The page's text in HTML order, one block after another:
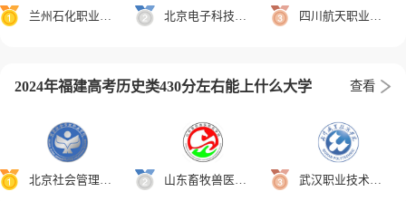
兰州石化职业技术大学 北京电子科技职业学院 四川航天职业技术学院
2024年福建高考历史类430分左右能上什么大学 查看
北京社会管理职业学院 山东畜牧兽医职业学院 武汉职业技术学院